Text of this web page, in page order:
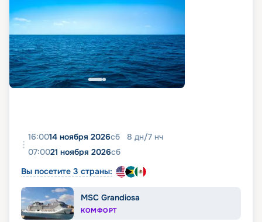
16:0014 ноября 2026сб 8 дн/7 нч
07:0021 ноября 2026сб
Вы посетите 3 страны:
MSC Grandiosa
КОМФОРТ